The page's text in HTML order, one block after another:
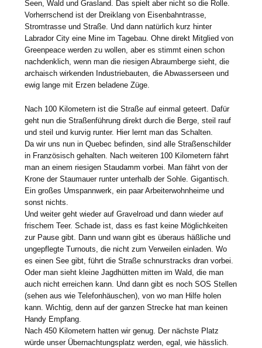
Seen, Wald und Grasland. Das spielt aber nicht so die Rolle.
Vorherrschend ist der Dreiklang von Eisenbahntrasse,
Stromtrasse und Straße. Und dann natürlich kurz hinter
Labrador City eine Mine im Tagebau. Ohne direkt Mitglied von
Greenpeace werden zu wollen, aber es stimmt einen schon
nachdenklich, wenn man die riesigen Abraumberge sieht, die
archaisch wirkenden Industriebauten, die Abwasserseen und
ewig lange mit Erzen beladene Züge.
Nach 100 Kilometern ist die Straße auf einmal geteert. Dafür
geht nun die Straßenführung direkt durch die Berge, steil rauf
und steil und kurvig runter. Hier lernt man das Schalten.
Da wir uns nun in Quebec befinden, sind alle Straßenschilder
in Französisch gehalten. Nach weiteren 100 Kilometern fährt
man an einem riesigen Staudamm vorbei. Man fährt von der
Krone der Staumauer runter unterhalb der Sohle. Gigantisch.
Ein großes Umspannwerk, ein paar Arbeiterwohnheime und
sonst nichts.
Und weiter geht wieder auf Gravelroad und dann wieder auf
frischem Teer. Schade ist, dass es fast keine Möglichkeiten
zur Pause gibt. Dann und wann gibt es überaus häßliche und
ungepflegte Turnouts, die nicht zum Verweilen einladen. Wo
es einen See gibt, führt die Straße schnurstracks dran vorbei.
Oder man sieht kleine Jagdhütten mitten im Wald, die man
auch nicht erreichen kann. Und dann gibt es noch SOS Stellen
(sehen aus wie Telefonhäuschen), von wo man Hilfe holen
kann. Wichtig, denn auf der ganzen Strecke hat man keinen
Handy Empfang.
Nach 450 Kilometern hatten wir genug. Der nächste Platz
würde unser Übernachtungsplatz werden, egal, wie hässlich.